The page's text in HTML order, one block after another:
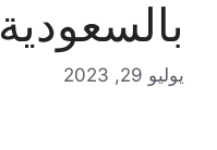
بالسعودية 1445
يوليو 29, 2023